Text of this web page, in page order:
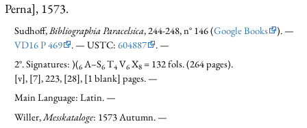
Perna], 1573.
Sudhoff, Bibliographia Paracelsica, 244-248, n° 146 (Google Books
). —
VD16 P 469
. — USTC:604887
. —
2°. Signatures: )(6 A–S6 T4V6 X8 = 132 fols. (264 pages).
[v], [7], 223, [28], [1 blank] pages. —
Main Language: Latin. —
Willer, Messkataloge: 1573 Autumn. —